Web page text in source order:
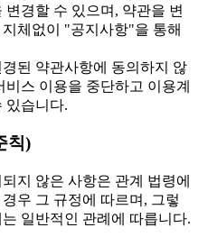
변경할 수 있으며, 약관을 변
체없이 "공지사항"을 통해
된 약관사항에 동의하지 않
비스 이용을 중단하고 이용계
있습니다.
칙)
지 않은 사항은 관계 법령에
우 그 규정에 따르며, 그렇
일반적인 관례에 따릅니다.